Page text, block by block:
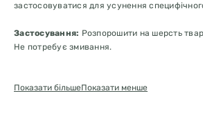
застосовуватися для усунення
Застосування: Розпорошити на шерсть
Не потребує змивання.
уникайте його потрапляння в очі, ніс, вуха
Показати більшеПоказати менше